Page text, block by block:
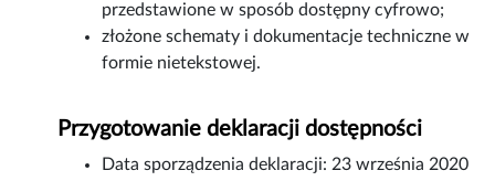
przedstawione w sposób dostępny cyfrowo;
złożone schematy i dokumentacje techniczne w
formie nietekstowej.
Przygotowanie deklaracji dostępności
Data sporządzenia deklaracji: 23 września 2020